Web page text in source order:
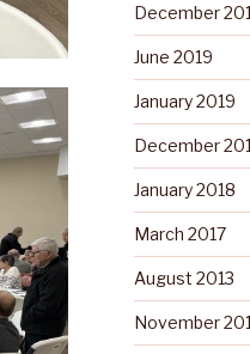
December
June 2019
January 2019
December
January 2018
March 2017
August 2013
November